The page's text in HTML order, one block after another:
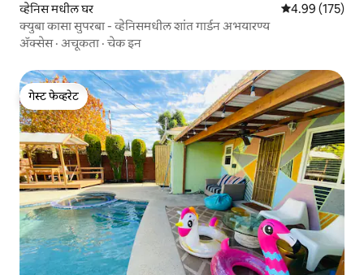
व्हेनिस मधील घर 5 पैकी 4.99
4.99 (175)
क्युबा कासा सुपरबा - व्हेनिसमधील शांत गार्डन अभयारण्य
ॲक्सेस· अचूकता ·चेक इन
गेस्ट फेव्हरेट
गेस्ट फेव्हरेट